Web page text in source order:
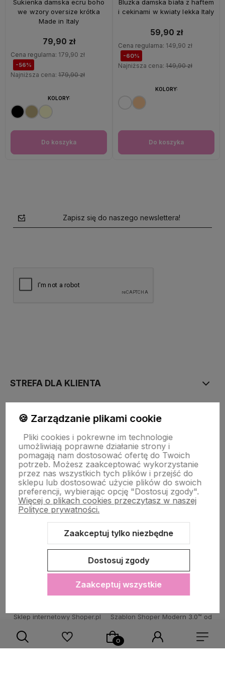
Sukienka damska ecru boho
we wzory oversize krótka
Made in Italy
79,90 zł
Cena regularna: 179,90 zł
-56%
Najniższa cena: 179,90 zł
Do koszyka
KOLORY:
Bluzka damska biała z haftem
i cekinami w kwiaty lekka Italy
59,90 zł
Cena regularna: 149,90 zł
-60%
Najniższa cena: 149,90 zł
Do koszyka
KOLORY:
Zapisz się do naszego newslettera!
STREFA DLA KLIENTA
PŁATNOŚĆ I DOSTAWA
STRONY INFORMACYJNE
POMOC DLA KLIENTA
Sklep internetowy Shoper.pl Szablon Shoper Modern 3.0™ od
🍪 Zarządzanie plikami cookie
Pliki cookies i pokrewne im technologie
umożliwiają poprawne działanie strony i
pomagają nam dostosować ofertę do Twoich
potrzeb. Możesz zaakceptować wykorzystanie
przez nas wszystkich tych plików i przejść do
sklepu lub dostosować użycie plików do swoich
preferencji, wybierając opcję "Dostosuj zgody".
Więcej o plikach cookies przeczytasz w naszej
Polityce prywatności.
Zaakceptuj tylko niezbędne
Dostosuj zgody
Zaakceptuj wszystkie